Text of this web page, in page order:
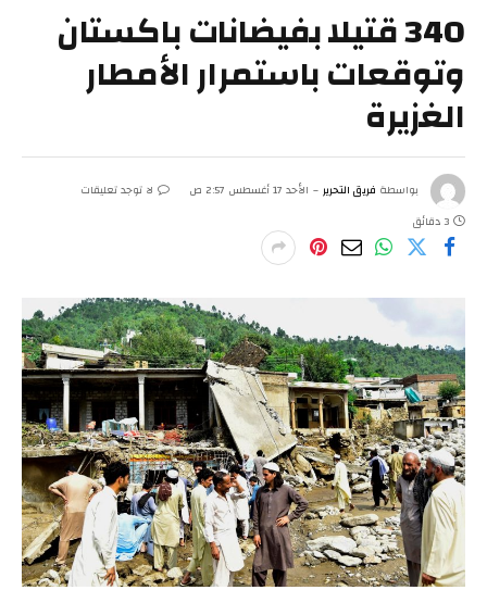
340 قتيلا بفيضانات باكستان
وتوقعات باستمرار الأمطار
الغزيرة
بواسطة فريق التحرير الأحد 17 أغسطس 2:57 ص
لا توجد تعليقات
3 دقائق